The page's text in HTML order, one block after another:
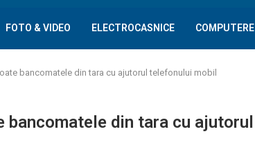
FOTO & VIDEO ELECTROCASNICE COMPUTERE
bancomatele din tara cu ajutorul telefonului mobil
din tara cu ajutorul